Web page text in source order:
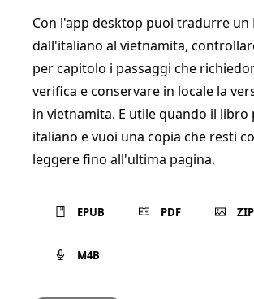
Con l'app desktop puoi tradurre un
dall'italiano al vietnamita,
per capitolo i passaggi che
verifica e conservare in locale la
in vietnamita. E utile quando il libro
italiano e vuoi una copia che resti
leggere fino all'ultima pagina.
EPUB PDF ZIP
M4B